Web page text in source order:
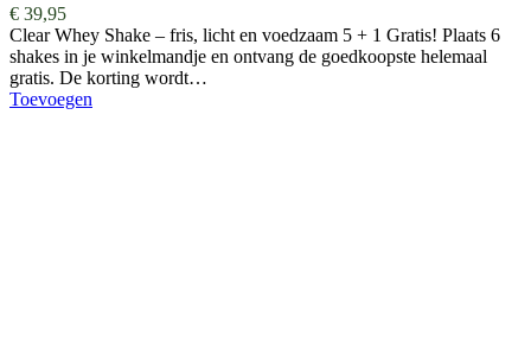
€ 39,95
Clear Whey Shake – fris, licht en voedzaam 5 + 1 Gratis! Plaats 6
shakes in je winkelmandje en ontvang de goedkoopste helemaal
gratis. De korting wordt…
Toevoegen